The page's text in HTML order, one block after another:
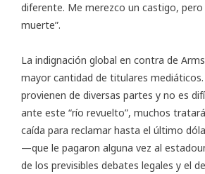
diferente. Me merezco un castigo,
muerte”.
La indignación global en contra de
mayor cantidad de titulares
provienen de diversas partes y no es
ante este “río revuelto”, muchos
caída para reclamar hasta el último
—que le pagaron alguna vez al
de los previsibles debates legales y el